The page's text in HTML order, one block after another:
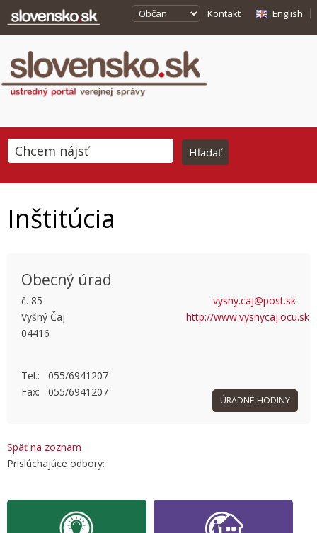
Kontakt English
Inštitúcia
This page can't load Google Maps correctly.
Obecný úrad
č. 85
Vyšný Čaj
04416
vysny.caj@post.sk
http://www.vysnycaj.ocu.sk
Tel.: 055/6941207
Fax: 055/6941207
ÚRADNÉ HODINY
Späť na zoznam
Prislúchajúce odbory: